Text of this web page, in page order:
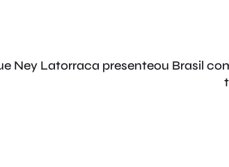
Ney Latorraca presenteou Brasil